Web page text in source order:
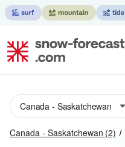
Canada - Saskatchewan (2)